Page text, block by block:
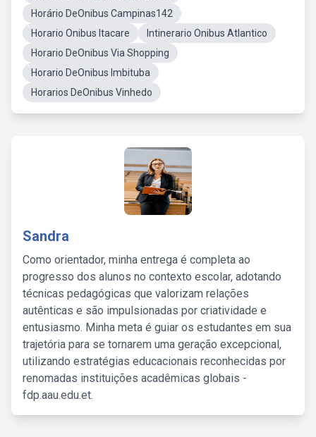
Horário DeOnibus Campinas142
Horario Onibus Itacare
Intinerario Onibus Atlantico
Horario DeOnibus Via Shopping
Horario DeOnibus Imbituba
Horarios DeOnibus Vinhedo
Sandra
Como orientador, minha entrega é completa ao
progresso dos alunos no contexto escolar, adotando
técnicas pedagógicas que valorizam relações
autênticas e são impulsionadas por criatividade e
entusiasmo. Minha meta é guiar os estudantes em sua
trajetória para se tornarem uma geração excepcional,
utilizando estratégias educacionais reconhecidas por
renomadas instituições acadêmicas globais -
fdp.aau.edu.et.